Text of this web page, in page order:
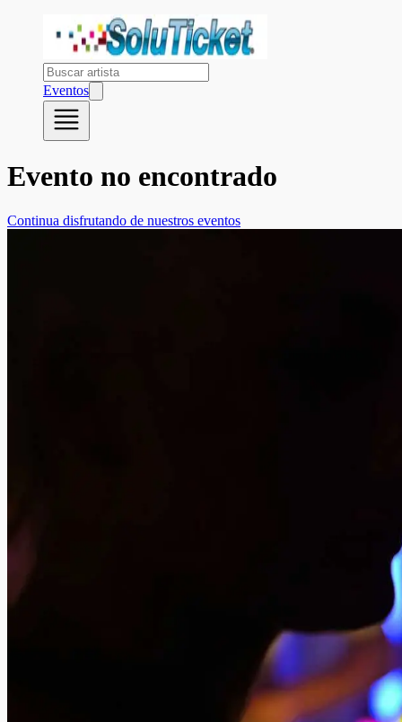
Eventos
Evento no encontrado
Continua disfrutando de nuestros eventos